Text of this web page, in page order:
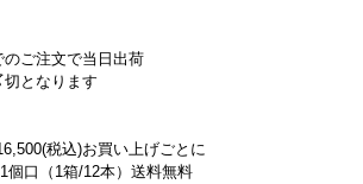
のご注文で当日出荷
切となります
税込)お買い上げごとに
1個口（1箱/12本）送料無料